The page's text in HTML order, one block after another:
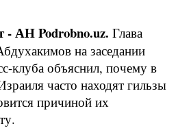
- АН Podrobno.uz. Глава
на заседании
клуба объяснил, почему в
часто находят гильзы
причиной их